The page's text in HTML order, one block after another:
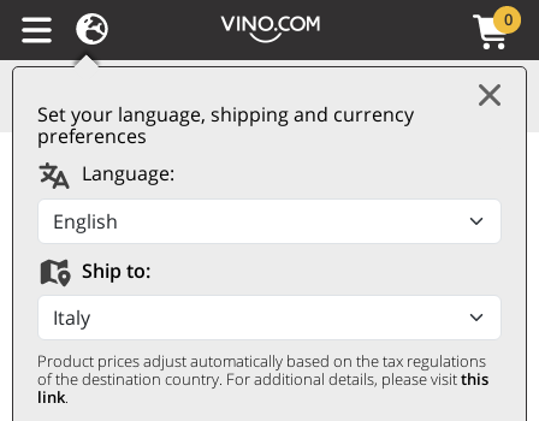
Set your language, shipping and currency
preferences
Language:
Ship to:
Product prices adjust automatically based on the tax regulations
of the destination country. For additional details, please visitthis
link.
0
Trento DOC Dosaggio
Zero Letrari
LETRARI
0,75 ℓ